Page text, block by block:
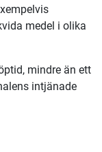
medel i olika
mindre än ett
intjänade